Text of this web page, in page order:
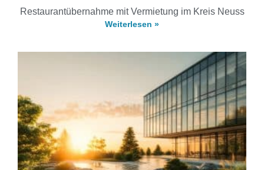
Restaurantübernahme mit Vermietung im Kreis Neuss
Weiterlesen »